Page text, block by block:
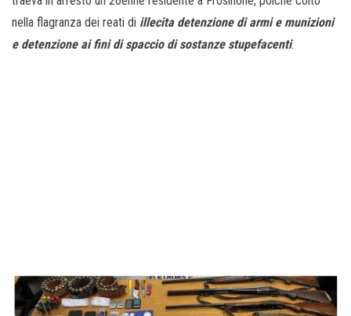
nella flagranza dei reati di illecita detenzione di armi e munizioni
edetenzione ai fini di spaccio di sostanze stupefacenti.